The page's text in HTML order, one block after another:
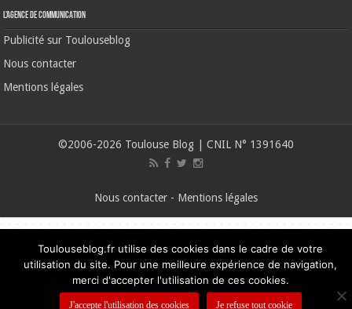
L’agence de communication
Publicité sur Toulouseblog
Nous contacter
Mentions légales
©2006-2026 Toulouse Blog | CNIL N° 1391640
Nous contacter - Mentions légales
Toulouseblog.fr utilise des cookies dans le cadre de votre
utilisation du site. Pour une meilleure expérience de navigation,
merci d'accepter l'utilisation de ces cookies.
J'accepte l'utilisation des cookies Je refuse tout cookie